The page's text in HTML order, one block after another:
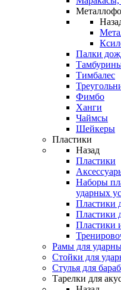
Палки
Тимбалес
Фимбо
Ханги
Чаймсы
Шейкеры
Пластики
Назад
Пластики
Наборы
ударных
Пластики
Пластики
Пластики
Рамы для
Стойки для
Стулья для
Тарелки для